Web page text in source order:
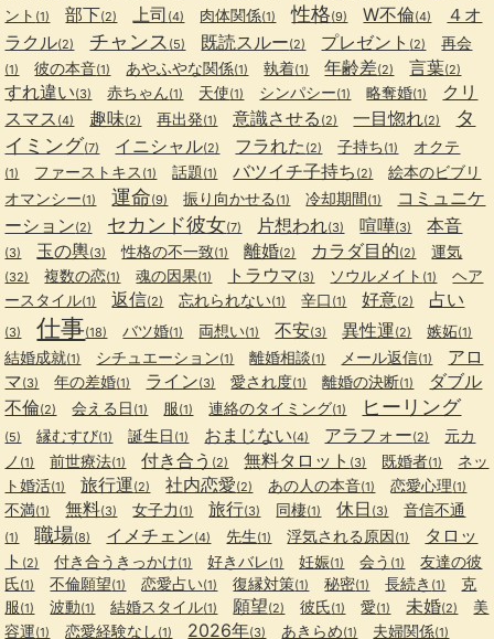
ント (1) 部下(2) 上司 (4) 肉体関係(1) 性格(9) W不倫(4)
４オ
ラクル(2) チャンス (5) 既読スルー(2) プレゼント (2) 再会
(1) 彼の本音(1) あやふやな関係(1) 執着(1) 年齢差(2) 言葉(2)
すれ違い(3) 赤ちゃん(1) 天使(1) シンパシー(1) 略奪婚(1)
クリ
スマス (4) 趣味(2) 再出発(1) 意識させる (2) 一目惚れ(2)
タ
イミング(7) イニシャル(2) フラれた (2) 子持ち(1) オクテ
(1) ファーストキス (1) 話題(1) バツイチ子持ち (2)
絵本のビブリ
オマンシー(1) 運命(9) 振り向かせる (1) 冷却期間(1)
コミュニケ
ーション(2) セカンド彼女(7) 片想われ(3) 喧嘩(3) 本音
(3) 玉の輿(3) 性格の不一致(1) 離婚(2) カラダ目的(2) 運気
(32) 複数の恋(1) 魂の因果(1) トラウマ(3) ソウルメイト (1)
ヘア
ースタイル(1) 返信(2) 忘れられない(1) 辛口 (1) 好意(2) 占い
(3) 仕事(18) バツ婚(1) 両想い(1) 不安(3) 異性運(2) 嫉妬(1)
結婚成就(1) シチュエーション(1) 離婚相談(1) メール返信(1)
アロ
マ(3) 年の差婚(1) ライン(3) 愛され度(1) 離婚の決断(1)
ダブル
不倫(2) 会える日 (1) 服(1) 連絡のタイミング(1) ヒーリング
(5) 縁むすび(1) 誕生日 (1) おまじない(4) アラフォー(2)
元カ
ノ (1) 前世療法(1) 付き合う (2) 無料タロット (3) 既婚者(1)
ネッ
ト婚活(1) 旅行運(2) 社内恋愛(2) あの人の本音(1) 恋愛心理(1)
不満(1) 無料(3) 女子力 (1) 旅行(3) 同棲(1) 休日 (3) 音信不通
(1) 職場(8) イメチェン(4) 先生(1) 浮気される原因(1)
タロッ
ト (2) 付き合うきっかけ(1) 好きバレ(1) 妊娠(1) 会う (1)
友達の彼
氏(1) 不倫願望(1) 恋愛占い(1) 復縁対策(1) 秘密(1) 長続き (1)
克
服(1) 波動(1) 結婚スタイル(1) 願望(2) 彼氏(1) 愛(1) 未婚(2)
美
容運(1) 恋愛経験なし (1) 2026年(3) あきらめ(1) 夫婦関係(1)